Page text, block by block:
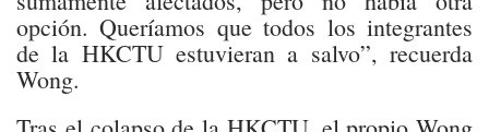
opción. Queríamos que todos los integrantes
de la HKCTU estuvieran a salvo”, recuerda
Wong.